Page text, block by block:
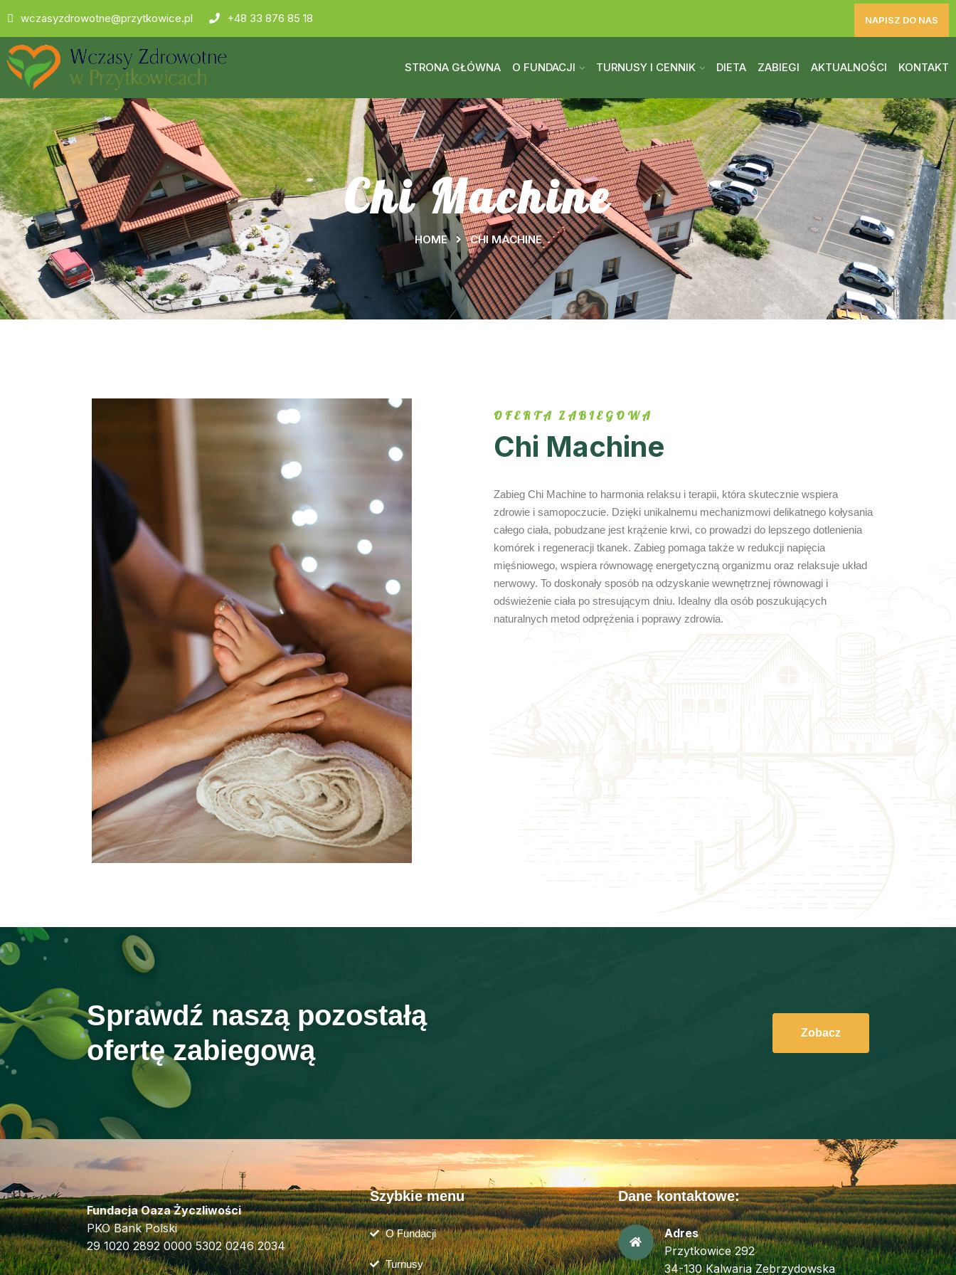
wczasyzdrowotne@przytkowice.pl +48 33 876 85 18 NAPISZ DO NAS
STRONA GŁÓWNA O FUNDACJI TURNUSY I CENNIK DIETA ZABIEGI AKTUALNOŚCI KONTAKT
Chi Machine
HOME CHI MACHINE
OFERTA ZABIEGOWA
Chi Machine
Zabieg Chi Machine to harmonia relaksu i terapii, która skutecznie wspiera
zdrowie i samopoczucie. Dzięki unikalnemu mechanizmowi delikatnego kołysania
całego ciała, pobudzane jest krążenie krwi, co prowadzi do lepszego dotlenienia
komórek i regeneracji tkanek. Zabieg pomaga także w redukcji napięcia
mięśniowego, wspiera równowagę energetyczną organizmu oraz relaksuje układ
nerwowy. To doskonały sposób na odzyskanie wewnętrznej równowagi i
odświeżenie ciała po stresującym dniu. Idealny dla osób poszukujących
naturalnych metod odprężenia i poprawy zdrowia.
Sprawdź naszą pozostałą
ofertę zabiegową
Zobacz
Fundacja Oaza Życzliwości
PKO Bank Polski
29 1020 2892 0000 5302 0246 2034
Szybkie menu
O Fundacji
Turnusy
Dane kontaktowe:
Adres
Przytkowice 292
34-130 Kalwaria Zebrzydowska